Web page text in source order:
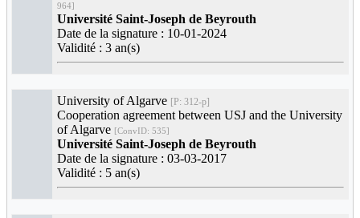
964]
Université Saint-Joseph de Beyrouth
Date de la signature : 10-01-2024
Validité : 3 an(s)
University of Algarve [P: 312-p]
Cooperation agreement between USJ and the University
of Algarve [ConvID: 535]
Université Saint-Joseph de Beyrouth
Date de la signature : 03-03-2017
Validité : 5 an(s)